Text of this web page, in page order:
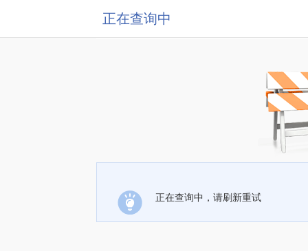
正在查询中
正在查询中，请刷新重试